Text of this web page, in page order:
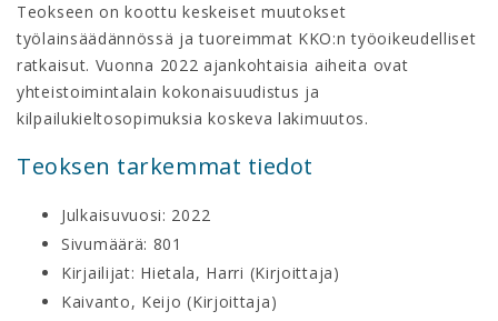
Teokseen on koottu keskeiset muutokset
työlainsäädännössä ja tuoreimmat KKO:n työoikeudelliset
ratkaisut. Vuonna 2022 ajankohtaisia aiheita ovat
yhteistoimintalain kokonaisuudistus ja
kilpailukieltosopimuksia koskeva lakimuutos.
Teoksen tarkemmat tiedot
Julkaisuvuosi: 2022
Sivumäärä: 801
Kirjailijat: Hietala, Harri (Kirjoittaja)
Kaivanto, Keijo (Kirjoittaja)